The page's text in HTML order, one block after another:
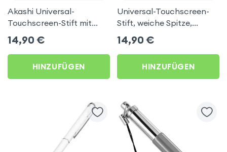
Akashi Universal-
Touchscreen-Stift mit
Trageschlaufe - Schwarz
für Orange Rise 31
14,90 €
HINZUFÜGEN
Universal-Touchscreen-
Stift, weiche Spitze,
Integrierter Clip –
Schwarz für Orange Rise
31
14,90 €
HINZUFÜGEN